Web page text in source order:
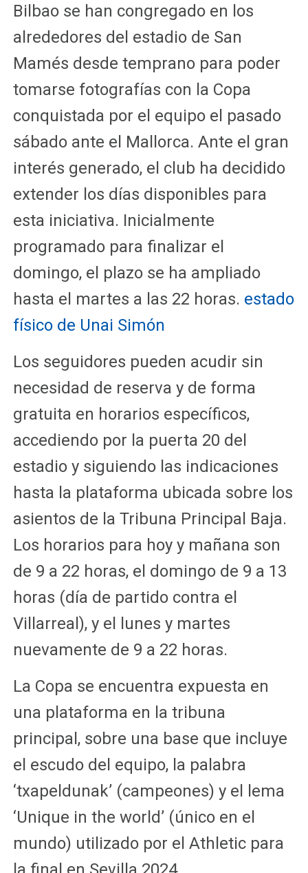
Bilbao se han congregado en los
alrededores del estadio de San
Mamés desde temprano para poder
tomarse fotografías con la Copa
conquistada por el equipo el pasado
sábado ante el Mallorca. Ante el gran
interés generado, el club ha decidido
extender los días disponibles para
esta iniciativa. Inicialmente
programado para finalizar el
domingo, el plazo se ha ampliado
hasta el martes a las 22 horas. estado
físico de Unai Simón
Los seguidores pueden acudir sin
necesidad de reserva y de forma
gratuita en horarios específicos,
accediendo por la puerta 20 del
estadio y siguiendo las indicaciones
hasta la plataforma ubicada sobre los
asientos de la Tribuna Principal Baja.
Los horarios para hoy y mañana son
de 9 a 22 horas, el domingo de 9 a 13
horas (día de partido contra el
Villarreal), y el lunes y martes
nuevamente de 9 a 22 horas.
La Copa se encuentra expuesta en
una plataforma en la tribuna
principal, sobre una base que incluye
el escudo del equipo, la palabra
‘txapeldunak’ (campeones) y el lema
‘Unique in the world’ (único en el
mundo) utilizado por el Athletic para